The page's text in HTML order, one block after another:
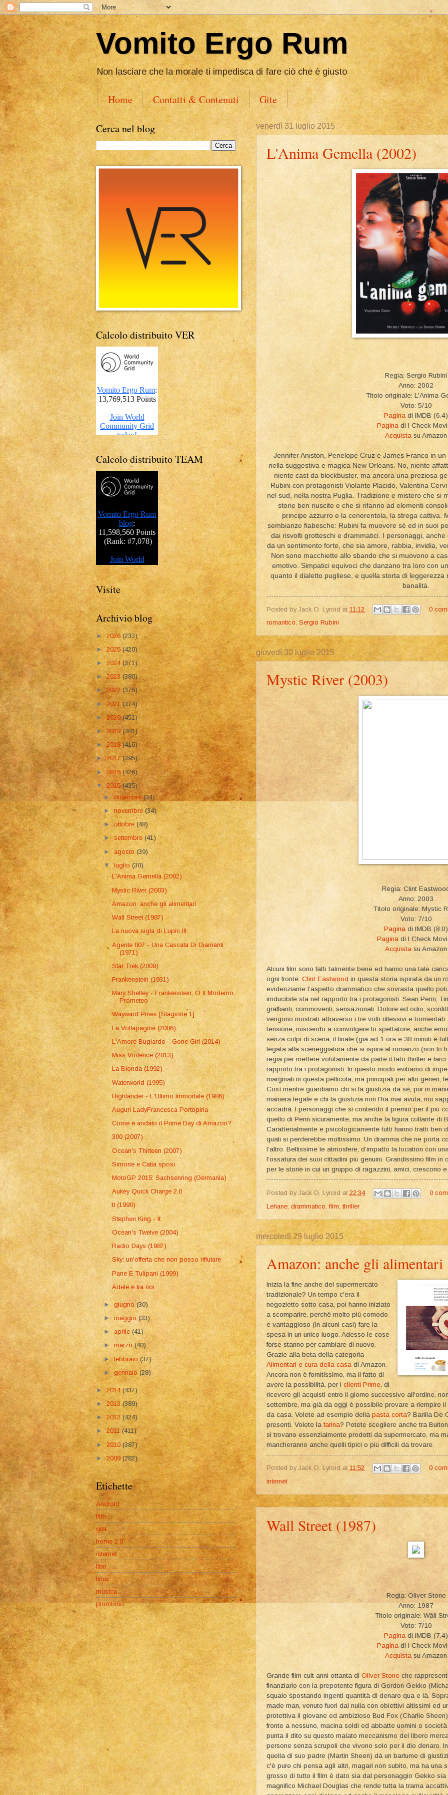
Vomito Ergo Rum
Non lasciare che la morale ti impedisca di fare ciò che è giusto
Home Contatti & Contenuti Gite
venerdì 31 luglio 2015
L'Anima Gemella (2002)
Regia: Sergio Rubini
Anno: 2002
Titolo originale: L'Anima
Voto: 5/10
Pagina di IMDB (6.4)
Pagina di I Check
Acquista su Amazon
Jennifer Aniston, Penelope Cruz e James Franco in
nella suggestiva e magica New Orleans. No, niente
niente cast da blockbuster, ma ancora una preziosa
Rubini con protagonisti Violante Placido, Valentina
nel sud, nella nostra Puglia. Tradizione e mistero che si
storie ben riuscite e che si rifanno ad elementi
principe azzurro e la cenerentola, la strega cattiva.
sembianze fiabesche: Rubini fa muovere sè ed in suoi
dai risvolti grotteschi e drammatici. I personaggi,
da un sentimento forte, che sia amore, rabbia, invidia,
Non sono macchiette allo sbando che si muovono a
emotivo. Simpatici equivoci che danzano tra loro con
quanto il dialetto pugliese, e quella storta di
banalità.
Posted byJack O. Lyroid at 11:12
0
romantico, Sergio Rubini
giovedì 30 luglio 2015
Mystic River (2003)
Regia: Clint
Anno: 2003
Titolo originale: Mystic
Voto: 7/10
Pagina di IMDB (8.0)
Pagina di I Check
Acquista su Amazon
Alcuni film sono fatti talmente bene ed hanno una tale
ogni fronte. Clint Eastwood in questa storia ispirata da un
evidenziarne l’aspetto drammatico che sovrasta quello
irriducibile sta nel rapporto tra i protagonisti: Sean Penn,
graffianti, commoventi, sensazionali. Dolore ed odio,
vengono mostrati attraverso i tre volti riflessivi e
tensione, riuscendo a coinvolgere lo spettatore, anche
senza colpi di scena, il finale (già ad 1 ora e 38 minuti è
legata alla sceneggiatura che si ispira al romanzo (non lo
regia per mettere volutamente da parte il lato thriller e
rapporto tra i protagonisti. In questo modo evitiamo di
marginali in questa pellicola, ma principali per altri generi,
Così mentre guardiamo chi si fa giustizia da sè, pur in
maniera legale e chi la giustizia non l’ha mai avuta, noi
accadrà. I personaggi che si contendo il premio per il più
quello di Penn sicuramente, ma anche la figura collante di
Caratterialmente e psicologicamente tutti hanno tratti ben
quali si perderebbe moltissimo. Un dramma che ne porta
l’altro. Bellissime le atmosfere, d’impatto la location con
l’ossatura dei suoi cittadini più genuini. Grandissimo film
per le storie in cui un gruppo di ragazzini, amici, crescono
Posted by Jack O. Lyroid at 22:34
0
Lehane drammatico film thriller
mercoledì 29 luglio 2015
Amazon: anche gli alimentari
Inizia la fine anche del supermercato
tradizionale? Un tempo c'era il
negozietto sotto casa, poi hanno iniziato
a scomparire, perchè molto più comodo
e vantaggioso (in alcuni casi) fare la
spesa in un unico luogo. Adesso le cose
forse stanno per cambiare di nuovo.
Grazie alla beta della categoria
Alimentari e cura della casa di Amazon.
Ancora non è fornitissimo, ma il fatto di
avere la possibilità, per i clienti Prime, di
ricevere gli acquisti entro il giorno successivo all'ordine,
settembre, ma già da oggi è possibile provare a riempire
da casa. Volete ad esempio della pasta corta? Barilla De
presenti. Volete lafarina? Potete scegliere anche tra
si trovano essenzialmente prodotti da supermercato, ma
mancheranno anche quelli tipici o più difficili da trovare.
Posted by Jack O. Lyroid at 11:52
0
internet
Wall Street (1987)
Regia: Oliver Stone
Anno: 1987
Titolo originale: Wall
Voto: 7/10
Pagina di IMDB (7.4)
Pagina di I Check
Acquista su Amazon
Grande film cult anni ottanta di Oliver Stone che
finanziario con la prepotente figura di Gordon Gekko
squalo spostando ingenti quantità di denaro qua e là.
made man, venuto fuori dal nulla con obiettivi altissimi ed
protettiva il giovane ed ambizioso Bud Fox (Charlie
fronte a nessuno, macina soldi ed abbatte uomini o
punta il dito su questo malato meccanismo del libero
persone senza scrupoli che vivono solo per il dio denaro.
quella di suo padre (Martin Sheen) dà un barlume di
c'è pure chi pensa agli altri, magari non subito, ma ha una
grosso di tutto il film è dato sia dal personaggio Gekko
magnifico Michael Douglas che rende tutta la trama
Cerca nel blog
Calcolo distribuito VER
Calcolo distribuito TEAM
Visite
Archivio blog
► 2026(233)
►2025(420)
►2024 (371)
►2023(380)
►2022 (375)
►2021(374)
►2020(451)
►2019(381)
►2018(416)
►2017(395)
►2016(426)
▼2015(435)
►dicembre(34)
►novembre(34)
►ottobre(48)
►settembre(41)
►agosto(39)
▼luglio(30)
L'Anima Gemella (2002)
Mystic River (2003)
Amazon: anche gli alimentari
Wall Street (1987)
La nuova sigla di Lupin III
Agente 007 - Una Cascata Di Diamanti
(1971)
Star Trek (2009)
Frankenstein (1931)
Mary Shelley - Frankenstein, O Il Moderno
Prometeo
Wayward Pines [Stagione 1]
La Voltapagine (2006)
L'Amore Bugiardo - Gone Girl (2014)
Miss Violence (2013)
La Bionda (1992)
Waterworld (1995)
Highlander - L'Ultimo Immortale (1986)
Auguri LadyFrancesca Portopiria
Come è andato il Prime Day di Amazon?
300 (2007)
Ocean's Thirteen (2007)
Simone e Catia sposi
MotoGP 2015: Sachsenring (Germania)
Aukey Quick Charge 2.0
It (1990)
Stephen King - It
Ocean's Twelve (2004)
Radio Days (1987)
Sky: un'offerta che non posso rifiutare
Pane E Tulipani (1999)
Adele è tra noi
►giugno(30)
►maggio(33)
►aprile(41)
►marzo(40)
►febbraio(37)
►gennaio(28)
►2014(437)
►2013(389)
►2012(424)
►2011(411)
►2010(387)
►2009(282)
Etichette
Android
film
gita
home 2.0
internet
libri
linux
musica
piombino